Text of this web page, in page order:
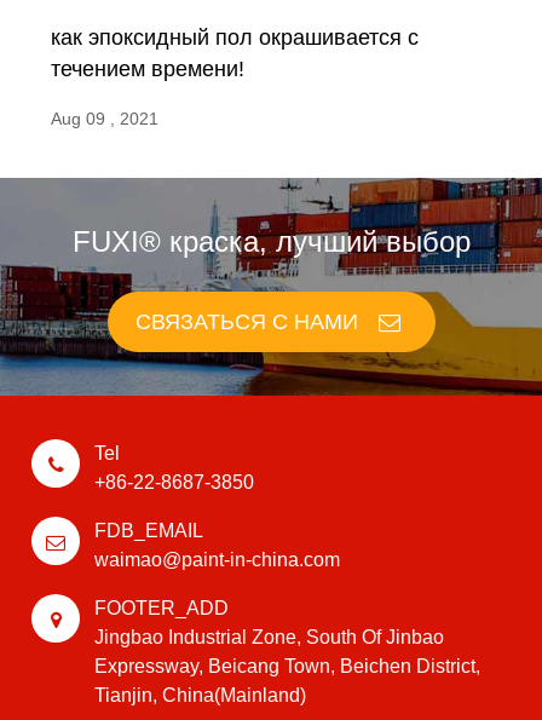
как эпоксидный пол окрашивается с
течением времени!
Aug 09 , 2021
FUXI® краска, лучший выбор
СВЯЗАТЬСЯ С НАМИ
Tel
+86-22-8687-3850
FDB_EMAIL
waimao@paint-in-china.com
FOOTER_ADD
Jingbao Industrial Zone, South Of Jinbao
Expressway, Beicang Town, Beichen District,
Tianjin, China(Mainland)